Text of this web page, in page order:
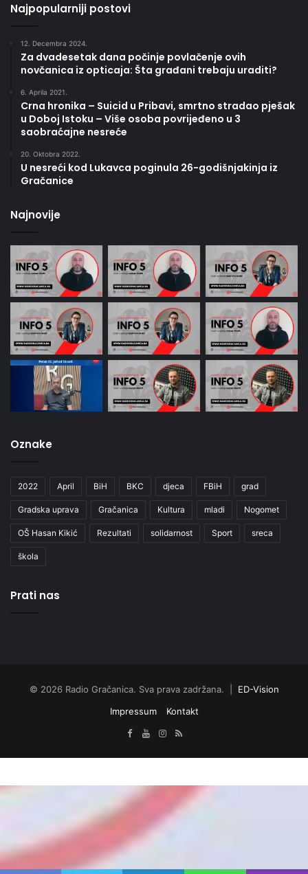
Najpopularniji postovi
12. Decembra 2024.
Za dvadesetak dana počinje povlačenje ovih
novčanica iz opticaja: Šta građani trebaju uraditi?
6. Aprila 2021.
Crna hronika – Suicid u Pribavi, smrtno stradao pješak
u Doboj Istoku – Više osoba povrijeđeno u 3
saobraćajne nesreće
20. Oktobra 2022.
U nesreći kod Lukavca poginula 26-godišnjakinja iz
Gračanice
Najnovije
Oznake
2022 April BiH BKC djeca FBiH grad
Gradska uprava Gračanica Kultura mladi Nogomet
OŠ Hasan Kikić Rezultati solidarnost Sport sreca
škola
Prati nas
© 2026 Radio Gračanica. Sva prava zadržana. | ED-Vision
Impressum
Kontakt